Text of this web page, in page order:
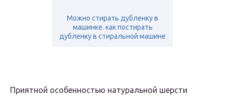
Можно стирать дубленку в
машинке. как постирать
дубленку в стиральной машине
Приятной особенностью натуральной шерсти